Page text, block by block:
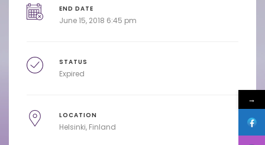
END DATE
June 15, 2018 6:45 pm
STATUS
Expired
LOCATION
Helsinki, Finland
→